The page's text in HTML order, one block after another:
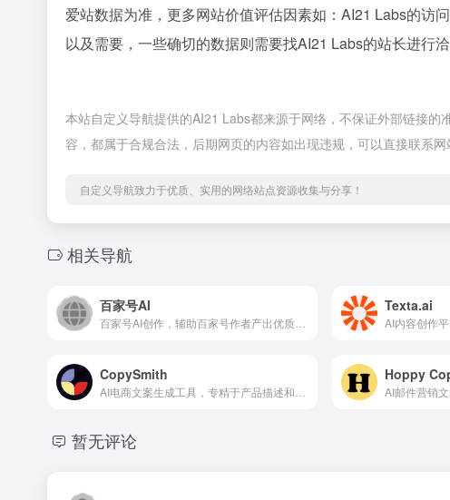
爱站数据为准，更多网站价值评估因素如：AI21 Labs的访
以及需要，一些确切的数据则需要找AI21 Labs的站长进行
本站自定义导航提供的AI21 Labs都来源于网络，不保证外部链接
容，都属于合规合法，后期网页的内容如出现违规，可以直接联系
自定义导航致力于优质、实用的网络站点资源收集与分享！
相关导航
百家号AI Texta.ai
CopySmith Hoppy
AI邮件营销
暂无评论